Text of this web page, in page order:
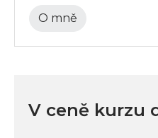
O mně
V ceně kurzu